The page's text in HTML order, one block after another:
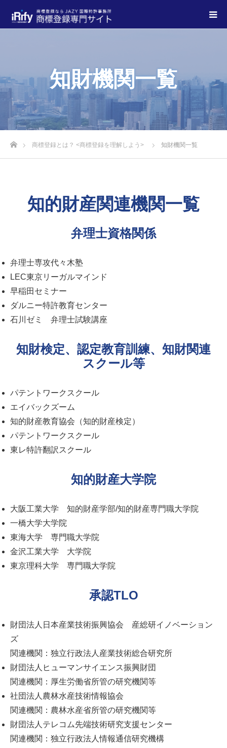
知財機関一覧
商標登録とは？ <商標登録を理解しよう> 知財機関一覧
知的財産関連機関一覧
弁理士資格関係
弁理士専攻代々木塾
LEC東京リーガルマインド
早稲田セミナー
ダルニー特許教育センター
石川ゼミ 弁理士試験講座
知財検定、認定教育訓練、知財関連
スクール等
パテントワークスクール
エイバックズーム
知的財産教育協会（知的財産検定）
パテントワークスクール
東レ特許翻訳スクール
知的財産大学院
大阪工業大学 知的財産学部/知的財産専門職大学院
一橋大学大学院
東海大学 専門職大学院
金沢工業大学 大学院
東京理科大学 専門職大学院
承認TLO
財団法人日本産業技術振興協会 産総研イノベーション
ズ
関連機関：独立行政法人産業技術総合研究所
財団法人ヒューマンサイエンス振興財団
関連機関：厚生労働省所管の研究機関等
社団法人農林水産技術情報協会
関連機関：農林水産省所管の研究機関等
財団法人テレコム先端技術研究支援センター
関連機関：独立行政法人情報通信研究機構